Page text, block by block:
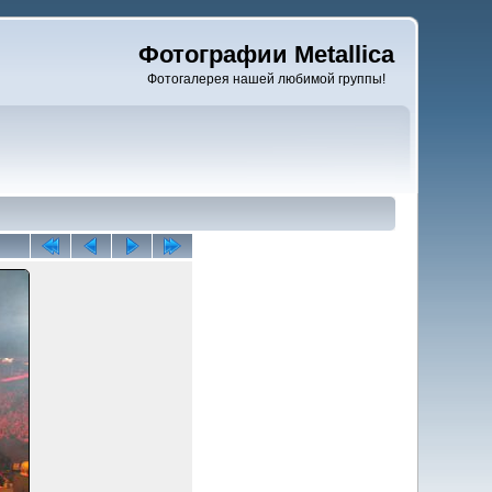
Фотографии Metallica
Фотогалерея нашей любимой группы!